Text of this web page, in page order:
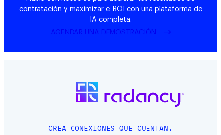
contratación y maximizar el ROI con una plataforma de
IA completa.
AGENDAR UNA DEMOSTRACIÓN
CREA CONEXIONES QUE CUENTAN.